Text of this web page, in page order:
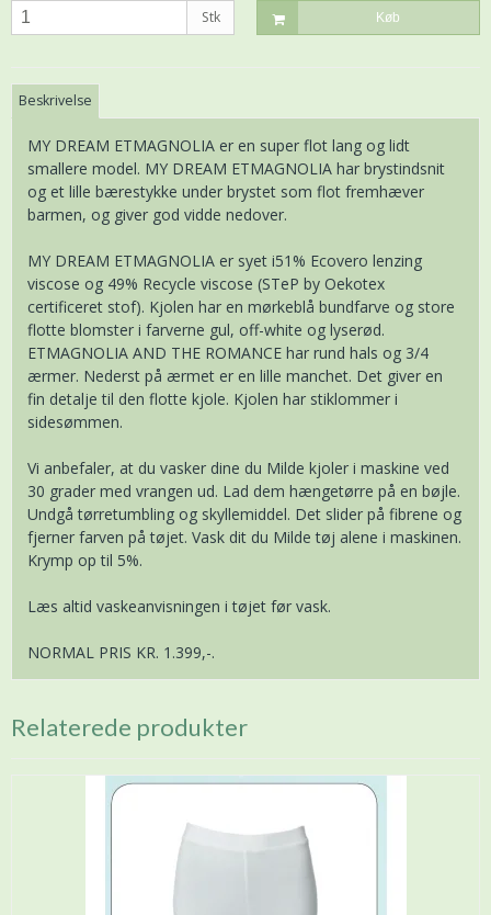
Stk Køb
Beskrivelse
MY DREAM ETMAGNOLIA er en super flot lang og lidt
smallere model. MY DREAM ETMAGNOLIA har brystindsnit
og et lille bærestykke under brystet som flot fremhæver
barmen, og giver god vidde nedover.
MY DREAM ETMAGNOLIA er syet i51% Ecovero lenzing
viscose og 49% Recycle viscose (STeP by Oekotex
certificeret stof). Kjolen har en mørkeblå bundfarve og store
flotte blomster i farverne gul, off-white og lyserød.
ETMAGNOLIA AND THE ROMANCE har rund hals og 3/4
ærmer. Nederst på ærmet er en lille manchet. Det giver en
fin detalje til den flotte kjole. Kjolen har stiklommer i
sidesømmen.
Vi anbefaler, at du vasker dine du Milde kjoler i maskine ved
30 grader med vrangen ud. Lad dem hængetørre på en bøjle.
Undgå tørretumbling og skyllemiddel. Det slider på fibrene og
fjerner farven på tøjet. Vask dit du Milde tøj alene i maskinen.
Krymp op til 5%.
Læs altid vaskeanvisningen i tøjet før vask.
NORMAL PRIS KR. 1.399,-.
Relaterede produkter